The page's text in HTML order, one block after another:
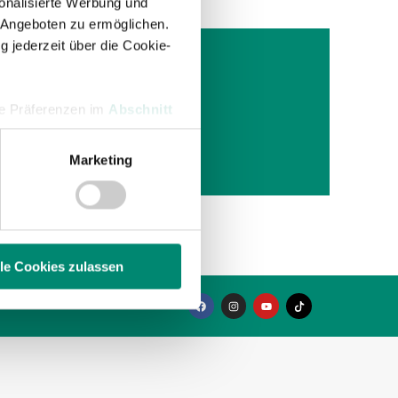
zu ermöglichen.
jederzeit über die Cookie-
Präferenzen im Abschnitt
anbieten zu können
Verwendung unserer
Marketing
Cookies zulassen